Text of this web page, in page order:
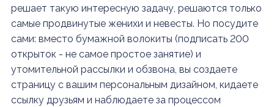
решает такую интересную задачу, решаются только
самые продвинутые женихи и невесты. Но посудите
сами: вместо бумажной волокиты (подписать 200
открыток - не самое простое занятие) и
утомительной рассылки и обзвона, вы создаете
страницу с вашим персональным дизайном, кидаете
ссылку друзьям и наблюдаете за процессом